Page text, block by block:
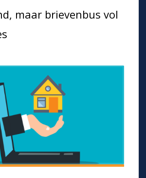
maar brievenbus vol